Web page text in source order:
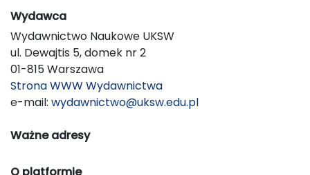
Wydawca
Wydawnictwo Naukowe UKSW
ul. Dewajtis 5, domek nr 2
01-815 Warszawa
Strona WWW Wydawnictwa
e-mail: wydawnictwo@uksw.edu.pl
Ważne adresy